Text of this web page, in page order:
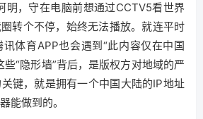
明，守在电脑前想通过CCTV5看世界
转个不停，始终无法播放。就连平时
体育APP也会遇到“此内容仅在中国
些“隐形墙”背后，是版权方对地域的严
键，就是拥有一个中国大陆的IP地址
做到的。